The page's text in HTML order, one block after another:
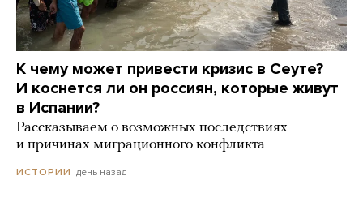
К чему может привести кризис в Сеуте?
И коснется ли он россиян, которые живут
в Испании?
Рассказываем о возможных последствиях
и причинах миграционного конфликта
ИСТОРИИ день назад